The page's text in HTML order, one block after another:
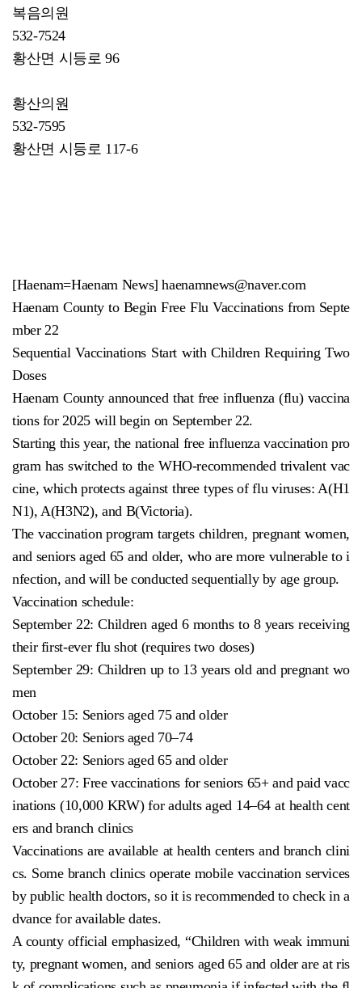
복음의원
532-7524
황산면 시등로 96
황산의원
532-7595
황산면 시등로 117-6
[Haenam=Haenam News] haenamnews@naver.com
Haenam County to Begin Free Flu Vaccinations from Septe
mber 22
Sequential Vaccinations Start with Children Requiring Two
Doses
Haenam County announced that free influenza (flu) vaccina
tions for 2025 will begin on September 22.
Starting this year, the national free influenza vaccination pro
gram has switched to the WHO-recommended trivalent vac
cine, which protects against three types of flu viruses: A(H1
N1), A(H3N2), and B(Victoria).
The vaccination program targets children, pregnant women,
and seniors aged 65 and older, who are more vulnerable to i
nfection, and will be conducted sequentially by age group.
Vaccination schedule:
September 22: Children aged 6 months to 8 years receiving
their first-ever flu shot (requires two doses)
September 29: Children up to 13 years old and pregnant wo
men
October 15: Seniors aged 75 and older
October 20: Seniors aged 70–74
October 22: Seniors aged 65 and older
October 27: Free vaccinations for seniors 65+ and paid vacc
inations (10,000 KRW) for adults aged 14–64 at health cent
ers and branch clinics
Vaccinations are available at health centers and branch clini
cs. Some branch clinics operate mobile vaccination services
by public health doctors, so it is recommended to check in a
dvance for available dates.
A county official emphasized, “Children with weak immuni
ty, pregnant women, and seniors aged 65 and older are at ris